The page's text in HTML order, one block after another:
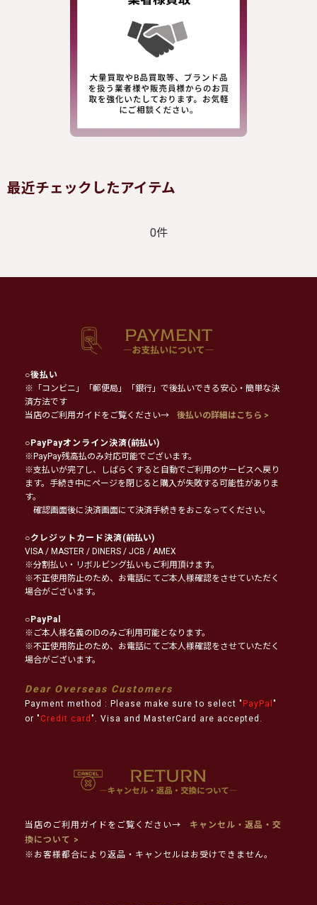
最近チェックしたアイテム
0件
○後払い
※「コンビニ」「郵便局」「銀行」で後払いできる安心・簡単な決
済方法です
当店のご利用ガイドをご覧ください→
後払いの詳細はこちら >
○PayPayオンライン決済(前払い)
※PayPay残高払のみ対応可能でございます。
※支払いが完了し、しばらくすると自動でご利用のサービスへ戻り
ます。手続き中にページを閉じると購入が失敗する可能性がありま
す。
確認画面後に決済画面にて決済手続きをおこなってください。
○クレジットカード決済(前払い)
VISA / MASTER / DINERS / JCB / AMEX
※分割払い・リボルビング払いもご利用頂けます。
※不正使用防止のため、お電話にてご本人様確認をさせていただく
場合がございます。
○PayPal
※ご本人様名義のIDのみご利用可能となります。
※不正使用防止のため、お電話にてご本人様確認をさせていただく
場合がございます。
Dear Overseas Customers
Payment method : Please make sure to select " PayPal "
or " Credit card ". Visa and MasterCard are accepted.
当店のご利用ガイドをご覧ください→
キャンセル・返品・交
換について >
※お客様都合により返品・キャンセルはお受けできません。